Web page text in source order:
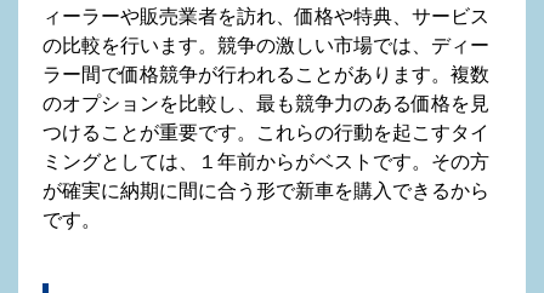
ィーラーや販売業者を訪れ、価格や特典、サービス
の比較を行います。競争の激しい市場では、ディー
ラー間で価格競争が行われることがあります。複数
のオプションを比較し、最も競争力のある価格を見
つけることが重要です。これらの行動を起こすタイ
ミングとしては、１年前からがベストです。その方
が確実に納期に間に合う形で新車を購入できるから
です。